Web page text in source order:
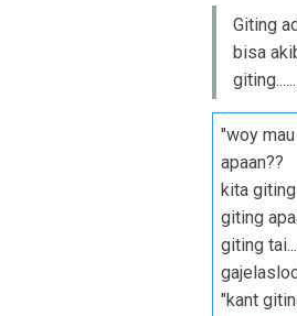
Giting
bisa
"woy
apaan??
kita giting
giting
giting
"kant